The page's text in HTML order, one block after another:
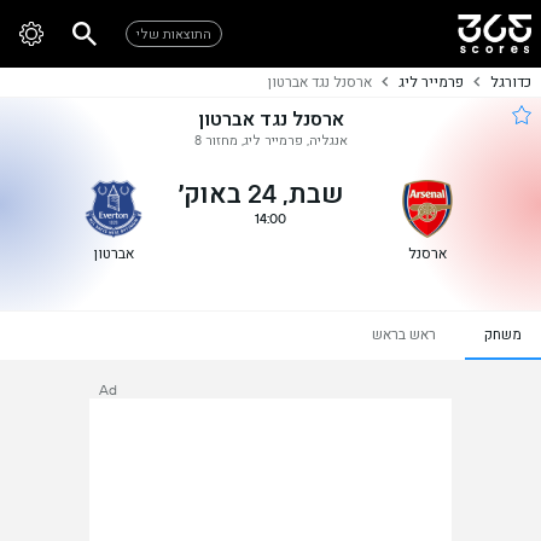
התוצאות שלי
כדורגל פרמייר ליג ארסנל נגד אברטון
ארסנל נגד אברטון
אנגליה, פרמייר ליג, מחזור 8
ארסנל
שבת, 24 באוק׳
14:00
אברטון
משחק ראש בראש
Ad